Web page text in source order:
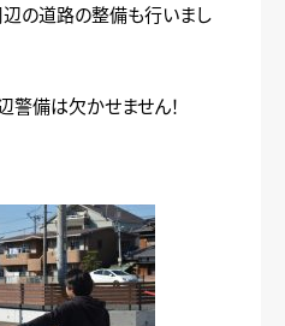
の道路の整備も行いまし
警備は欠かせません！